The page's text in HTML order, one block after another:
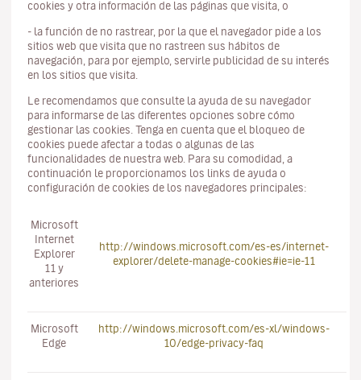
cookies y otra información de las páginas que visita, o
- la función de no rastrear, por la que el navegador pide a los
sitios web que visita que no rastreen sus hábitos de
navegación, para por ejemplo, servirle publicidad de su interés
en los sitios que visita.
Le recomendamos que consulte la ayuda de su navegador
para informarse de las diferentes opciones sobre cómo
gestionar las cookies. Tenga en cuenta que el bloqueo de
cookies puede afectar a todas o algunas de las
funcionalidades de nuestra web. Para su comodidad, a
continuación le proporcionamos los links de ayuda o
configuración de cookies de los navegadores principales:
Microsoft
Internet
Explorer
11 y
anteriores
http://windows.microsoft.com/es-es/internet-
explorer/delete-manage-cookies#ie=ie-11
Microsoft
Edge
http://windows.microsoft.com/es-xl/windows-
10/edge-privacy-faq